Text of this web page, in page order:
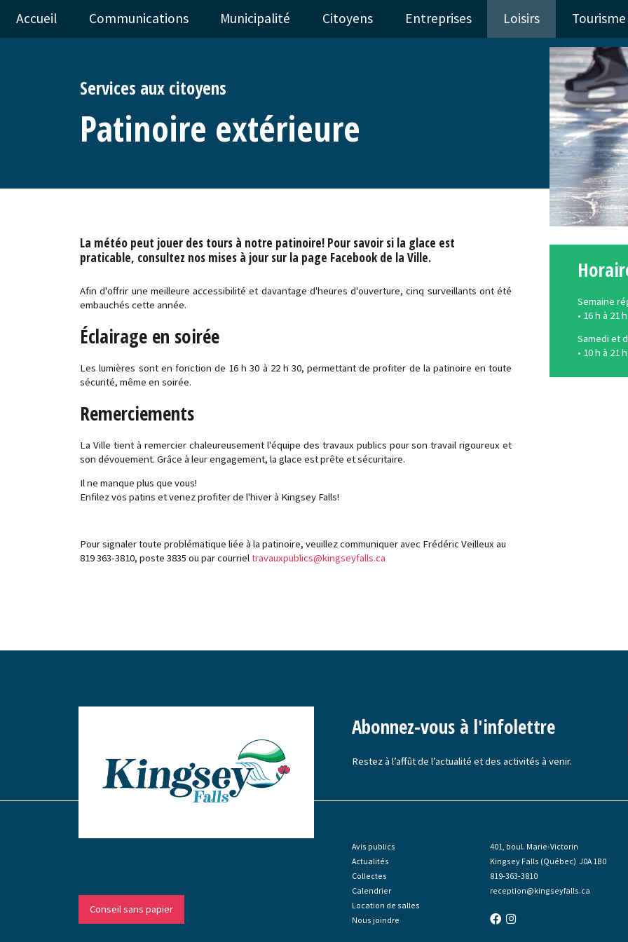
Accueil Communications Municipalité Citoyens Entreprises Loisirs Tourisme
Services aux citoyens
Patinoire extérieure
Semaine
• 16 h à 21 h
Samedi et
• 10 h à 21 h
La météo peut jouer des tours à notre patinoire! Pour savoir si la glace est
praticable, consultez nos mises à jour sur la page Facebook de la Ville.
Afin d'offrir une meilleure accessibilité et davantage d'heures d'ouverture, cinq surveillants ont été
embauchés cette année.
Éclairage en soirée
Les lumières sont en fonction de 16 h 30 à 22 h 30, permettant de profiter de la patinoire en toute
sécurité, même en soirée.
Remerciements
La Ville tient à remercier chaleureusement l'équipe des travaux publics pour son travail rigoureux et
son dévouement. Grâce à leur engagement, la glace est prête et sécuritaire.
Il ne manque plus que vous!
Enfilez vos patins et venez profiter de l'hiver à Kingsey Falls!
Pour signaler toute problématique liée à la patinoire, veuillez communiquer avec Frédéric Veilleux au
819 363-3810, poste 3835 ou par courrieltravauxpublics@kingseyfalls.ca
Abonnez-vous à l'infolettre
Restez à l’affût de l’actualité et des activités à venir.
Avis publics
Actualités
Collectes
Calendrier
Location de salles
Nous joindre
401, boul. Marie-Victorin
Kingsey Falls (Québec) J0A 1B0
819-363-3810
reception@kingseyfalls.ca
Conseil sans papier